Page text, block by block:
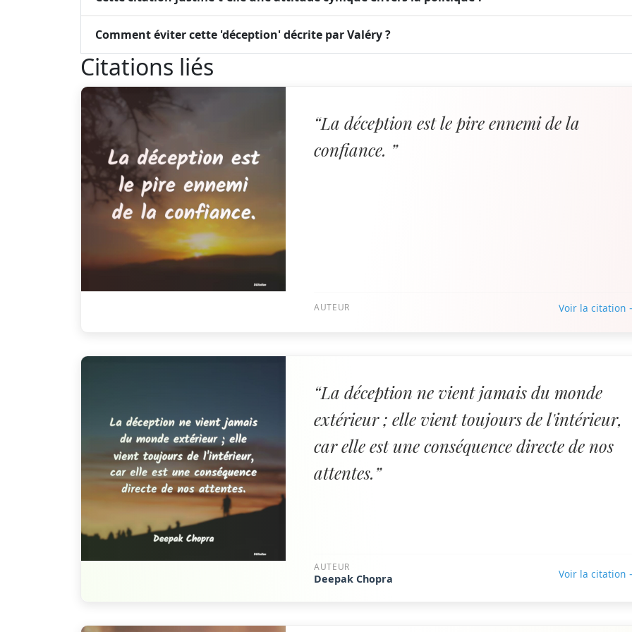
Comment éviter cette 'déception' décrite par Valéry ?
Citations liés
“La déception est le pire ennemi de la
confiance. ”
AUTEUR Voir la citation
“La déception ne vient jamais du monde
extérieur ; elle vient toujours de l'intérieur,
car elle est une conséquence directe de nos
attentes.”
AUTEUR
Deepak Chopra Voir la citation